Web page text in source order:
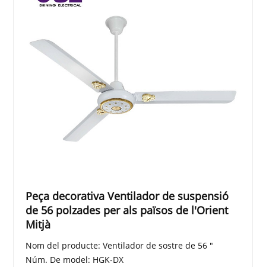
Peça decorativa Ventilador de suspensió
de 56 polzades per als països de l'Orient
Mitjà
Nom del producte: Ventilador de sostre de 56 "
Núm. De model: HGK-DX